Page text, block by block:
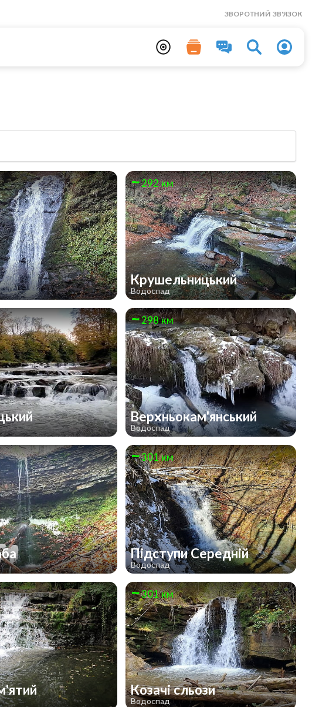
ЗВОРОТНИЙ ЗВ'ЯЗОК
292 км
Крушельницький
Водоспад
298 км
Верхньокам'янський
Водоспад
301 км
Підступи Середній
Водоспад
301 км
Козачі сльози
Водоспад